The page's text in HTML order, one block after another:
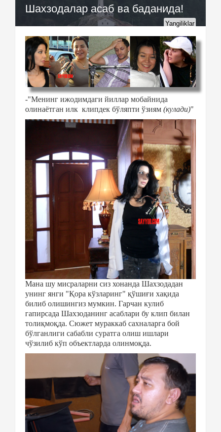
Шахзодалар асаб ва баданида!
Yangiliklar
-"Менинг ижодимдаги йиллар мобайнида
олинаётган илк клипдек бўляпти ўзиям (кулади)"
Мана шу мисраларни сиз хонанда Шахзодадан
унинг янги "Қора кўзларинг" қўшиғи хақида
билиб олишингиз мумкин. Гарчан кулиб
гапирсада Шахзоданинг асаблари бу клип билан
толиқмоқда. Сюжет мураккаб сахналарга бой
бўлганлиги сабабли суратга олиш ишлари
чўзилиб кўп объектларда олинмоқда.